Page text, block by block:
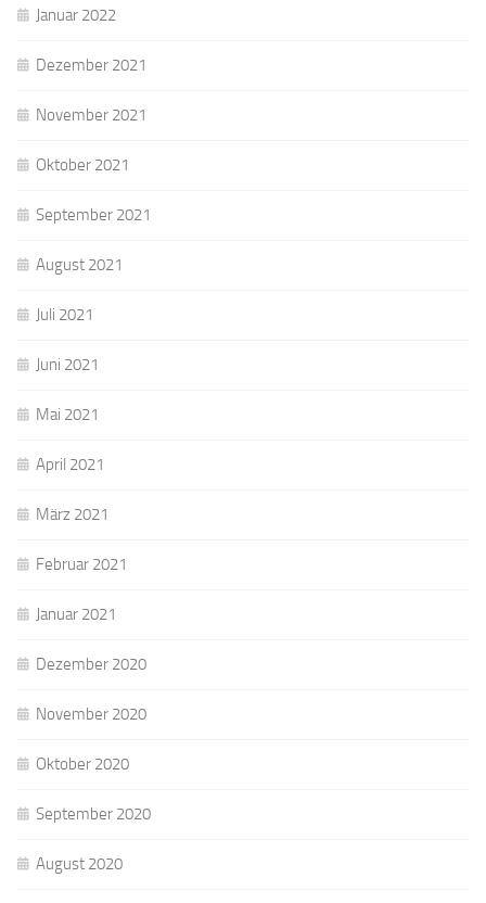
Januar 2022
Dezember 2021
November 2021
Oktober 2021
September 2021
August 2021
Juli 2021
Juni 2021
Mai 2021
April 2021
März 2021
Februar 2021
Januar 2021
Dezember 2020
November 2020
Oktober 2020
September 2020
August 2020